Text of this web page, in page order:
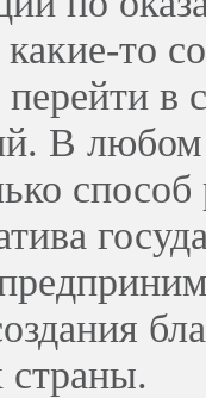
то
в
В любом
страны.